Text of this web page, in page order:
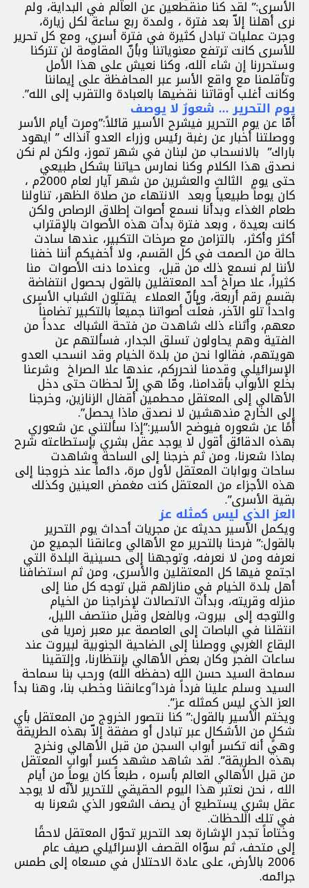
الأسرى:” لقد كنا منقطعين عن العالم في البداية، ولم
نرى أهلنا إلاّ بعد فترة ، ولمدة ربع ساعة لكل زيارة،
وجرت عمليات تبادل كثيرة في فترة أسري، ومع كل تحرير
للأسرى كانت ترتفع معنوياتنا وبأنّ المقاومة لن تتركنا
وستحررنا إن شاء الله، وكنا نعيش على هذا الأمل
وتأقلمنا مع واقع الأسر عبر المحافظة على إيماننا
وكانت أغلب أوقاتنا نقضيها بالعبادة والتقرب إلى الله”.
يوم التحرير … شعورٌ لا يوصف
أمّا عن يوم التحرير فيشرح الأسير قائلاً:”ومرت أيام الأسر
ووصلتنا أخبار عن رغبة رئيس وزراء العدو آنذاك ” ايهود
باراك” بالانسحاب من لبنان في شهر تموز، ولكن لم نكن
نصدق هذا الكلام وكنا نمارس حياتنا بشكل طبيعي
حتى يوم الثالث والعشرين من شهر آيار لعام 2000م ،
كان يوماً طبيعياً وبعد الانتهاء من صلاة الظهر، تناولنا
طعام الغذاء وبدأنا نسمع أصوات إطلاق الرصاص ولكن
كانت بعيدة ، وبعد فترة بدأت هذه الأصوات بالإقتراب
أكثر وأكثر، بالتزامن مع صرخات التكبير، عندها سادت
حالة من الصمت في كل القسم، ولا أخفيكم أننا خفنا
لأننا لم نسمع ذلك من قبل، وعندما دنت الأصوات منا
كثيراً، علا صراخ أحد المعتقلين بالقول بحصول انتفاضة
بقسم رقم أربعة، وبأنّ العملاء يقتلون الشباب الأسرى
واحداً تلو الآخر، فعلّت أصواتنا جميعاً بالتكبير تضامناً
معهم، وأثناء ذلك شاهدت من فتحة الشباك عدداً من
الفتية وهم يحاولون تسلق الجدار، فسألتهم عن
هويتهم، فقالوا نحن من بلدة الخيام وقد انسحب العدو
الإسرائيلي وقدمنا لنحرركم، عندها علا الصراخ وشرعنا
بخلع الأبواب بأقدامنا، ومّا هي إلاّ لحظات حتى دخل
الأهالي إلى المعتقل محطمين أقفال الزنازين، وخرجنا
إلى الخارج مندهشين لا نصدق ماذا يحصل”.
أمًا عن شعوره فيوضح الأسير:”إذا سألتني عن شعوري
بهذه الدقائق أقول لا يوجد عقل بشري بإستطاعته شرح
بماذا شعرنا، ومن ثم خرجنا إلى الساحة وشاهدت
ساحات وبوابات المعتقل لأول مرة، دائماً عند خروجنا إلى
هذه الأجزاء من المعتقل كنت مغمض العينين وكذلك
بقية الأسرى”.
العز الذي ليس كمثله عز
ويكمل الأسير حديثه عن مجريات أحداث يوم التحرير
بالقول:” فرحنا بالتحرير مع الأهالي وعانقنا الجميع من
نعرفه ومن لا نعرفه، وتوجهنا إلى حسينية البلدة التي
اجتمع فيها كل المعتقلين والأسرى، ومن ثم استضافنا
أهل بلدة الخيام في منازلهم قبل توجه كل منا إلى
منزله وقريته، وبدأت الاتصالات لإخراجنا من الخيام
والتوجه إلى بيروت، وبالفعل وقبل منتصف الليل،
انتقلنا في الباصات إلى العاصمة عبر معبر زمريا فى
البقاع الغربي ووصلنا إلى الضاحية الجنوبية لبيروت عند
ساعات الفجر وكان بعض الأهالي بإنتظارنا، وإلتقينا
سماحة السيد حسن الله (حفظه الله) ورحب بنا سماحة
السيد وسلم علينا فرداً فردا ًوعانقنا وخطب بنا، وهنا بدأ
العز الذي ليس كمثله عز”.
ويختم الأسير بالقول:” كنا نتصور الخروج من المعتقل بأي
شكلٍ من الأشكال عبر تبادل أو صفقة إلاّ بهذه الطريقة
وهي أنه تكسر أبواب السجن من قبل الأهالي ونخرج
بهذه الطريقة”. لقد شاهد مشهد كسر أبواب المعتقل
من قبل الأهالي العالم بأسره ، طبعاً كان يوماً من أيام
الله ، نحن نعتبر هذا اليوم الحقيقي للتحرير لأنّه لا يوجد
عقل بشري يستطيع أن يصف الشعور الذي شعرنا به
في تلك اللحظات.
وختاماً تجدر الإشارة بعد التحرير تحوّل المعتقل لاحقًا
إلى متحف، ثم سوّاه القصف الإسرائيلي صيف عام
2006 بالأرض، على عادة الاحتلال في مسعاه إلى طمس
جرائمه.